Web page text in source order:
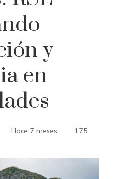
y
en
Hace 7 meses 175